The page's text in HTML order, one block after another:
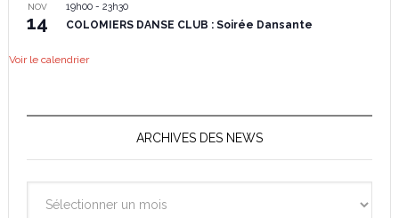
NOV
14
19h00- 23h30
COLOMIERS DANSE CLUB : Soirée Dansante
Voir le calendrier
ARCHIVES DES NEWS
des